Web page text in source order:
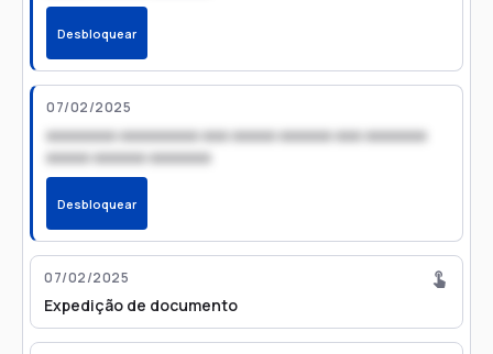
Desbloquear
07/02/2025
xxxxxxxx xxxxxxxxx xxx xxxxx xxxxxx xxx xxxxxxx
xxxxx xxxxxx xxxxxxx
Desbloquear
07/02/2025
Expedição de documento